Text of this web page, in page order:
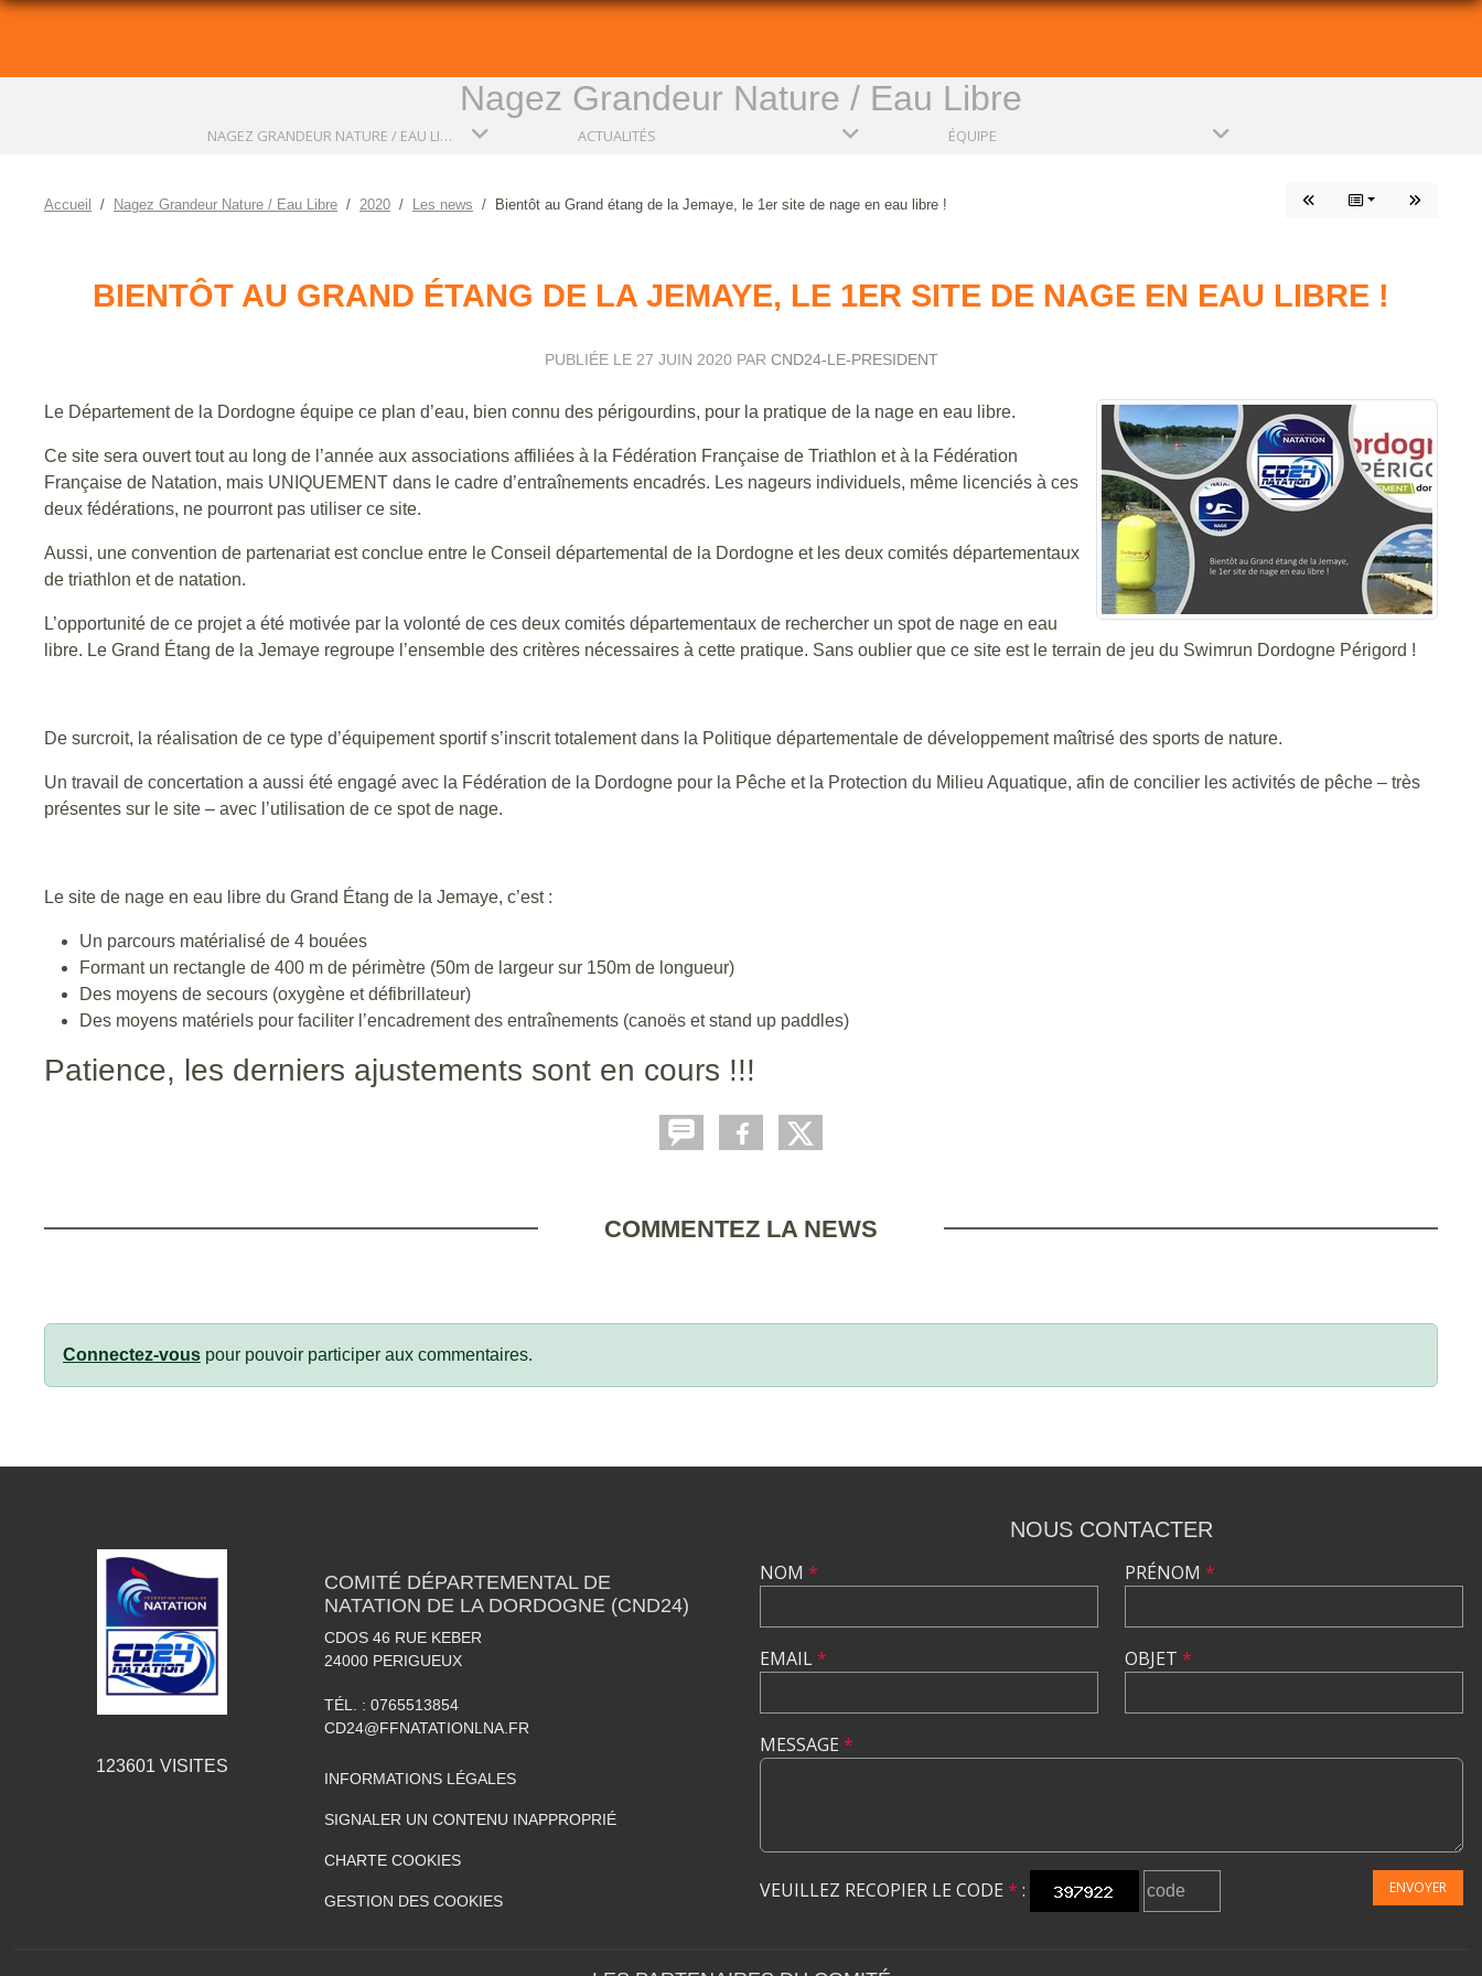
Nagez Grandeur Nature / Eau Libre
NAGEZ GRANDEUR NATURE / EAU LIBRE ACTUALITÉS ÉQUIPE
Accueil Nagez Grandeur Nature / Eau Libre 2020 Les news Bientôt au Grand étang de la Jemaye, le 1er site de nage en eau libre !
BIENTÔT AU GRAND ÉTANG DE LA JEMAYE, LE 1ER SITE DE NAGE EN EAU LIBRE !
PUBLIÉE LE 27 JUIN 2020 PAR CND24-LE-PRESIDENT
Le Département de la Dordogne équipe ce plan d’eau, bien connu des périgourdins, pour la pratique de la nage en eau libre.
Ce site sera ouvert tout au long de l’année aux associations affiliées à la Fédération Française de Triathlon et à la Fédération
Française de Natation, mais UNIQUEMENT dans le cadre d’entraînements encadrés. Les nageurs individuels, même licenciés à ces
deux fédérations, ne pourront pas utiliser ce site.
Aussi, une convention de partenariat est conclue entre le Conseil départemental de la Dordogne et les deux comités départementaux
de triathlon et de natation.
L’opportunité de ce projet a été motivée par la volonté de ces deux comités départementaux de rechercher un spot de nage en eau
libre. Le Grand Étang de la Jemaye regroupe l’ensemble des critères nécessaires à cette pratique. Sans oublier que ce site est le terrain de jeu du Swimrun Dordogne Périgord !
De surcroit, la réalisation de ce type d’équipement sportif s’inscrit totalement dans la Politique départementale de développement maîtrisé des sports de nature.
Un travail de concertation a aussi été engagé avec la Fédération de la Dordogne pour la Pêche et la Protection du Milieu Aquatique, afin de concilier les activités de pêche – très
présentes sur le site – avec l’utilisation de ce spot de nage.
Le site de nage en eau libre du Grand Étang de la Jemaye, c’est :
Un parcours matérialisé de 4 bouées
Formant un rectangle de 400 m de périmètre (50m de largeur sur 150m de longueur)
Des moyens de secours (oxygène et défibrillateur)
Des moyens matériels pour faciliter l’encadrement des entraînements (canoës et stand up paddles)
Patience, les derniers ajustements sont en cours !!!
COMMENTEZ LA NEWS
Connectez-vous pour pouvoir participer aux commentaires.
123601 VISITES
COMITÉ DÉPARTEMENTAL DE
NATATION DE LA DORDOGNE (CND24)
CDOS 46 RUE KEBER
24000 PERIGUEUX
TÉL. : 0765513854
CD24@FFNATATIONLNA.FR
INFORMATIONS LÉGALES
SIGNALER UN CONTENU INAPPROPRIÉ
CHARTE COOKIES
GESTION DES COOKIES
NOUS CONTACTER
NOM *
EMAIL*
PRÉNOM *
OBJET *
MESSAGE *
VEUILLEZ RECOPIER LE CODE * : ENVOYER